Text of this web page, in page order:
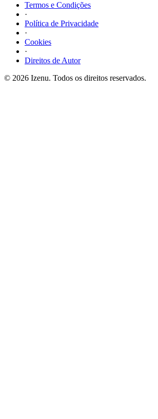
Termos e Condições
·
Política de Privacidade
·
Cookies
·
Direitos de Autor
© 2026 Izenu. Todos os direitos reservados.